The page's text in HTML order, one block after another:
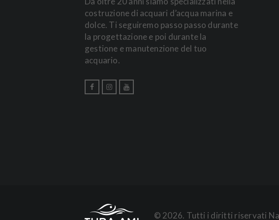
costruzione di acquari d’acqua marina e
dolce. Ti seguiremo passo passo durante
la progettazione e poi durante la
gestione e manutenzione del tuo
acquario.
© 2026. Tutti i diritti riservati